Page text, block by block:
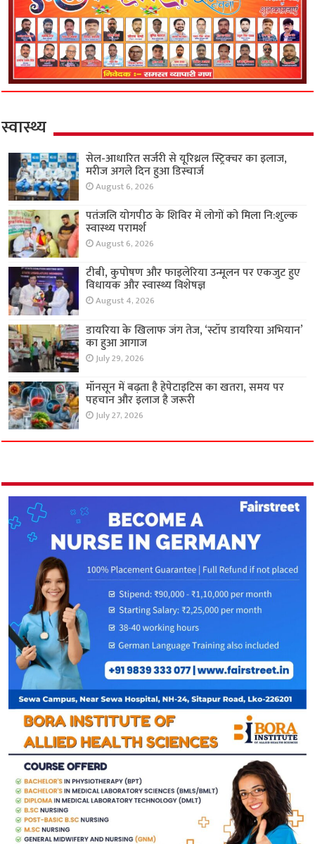
स्वास्थ्य
सेल-आधारित सर्जरी से यूरिथ्रल स्ट्रिक्चर का इलाज,
मरीज अगले दिन हुआ डिस्चार्ज
August 6, 2026
पतंजलि योगपीठ के शिविर में लोगों को मिला नि:शुल्क
स्वास्थ्य परामर्श
August 6, 2026
टीबी, कुपोषण और फाइलेरिया उन्मूलन पर एकजुट हुए
विधायक और स्वास्थ्य विशेषज्ञ
August 4, 2026
डायरिया के खिलाफ जंग तेज, ‘स्टॉप डायरिया अभियान’
का हुआ आगाज
July 29, 2026
मॉनसून में बढ़ता है हेपेटाइटिस का खतरा, समय पर
पहचान और इलाज है जरूरी
July 27, 2026